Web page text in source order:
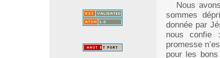
Nous avons
sommes
donnée par
nous confie
promesse
pour les